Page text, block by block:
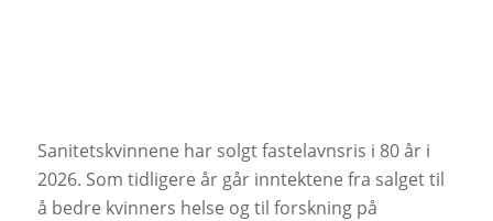
Sanitetskvinnene har solgt fastelavnsris i 80 år i
2026. Som tidligere år går inntektene fra salget til
å bedre kvinners helse og til forskning på